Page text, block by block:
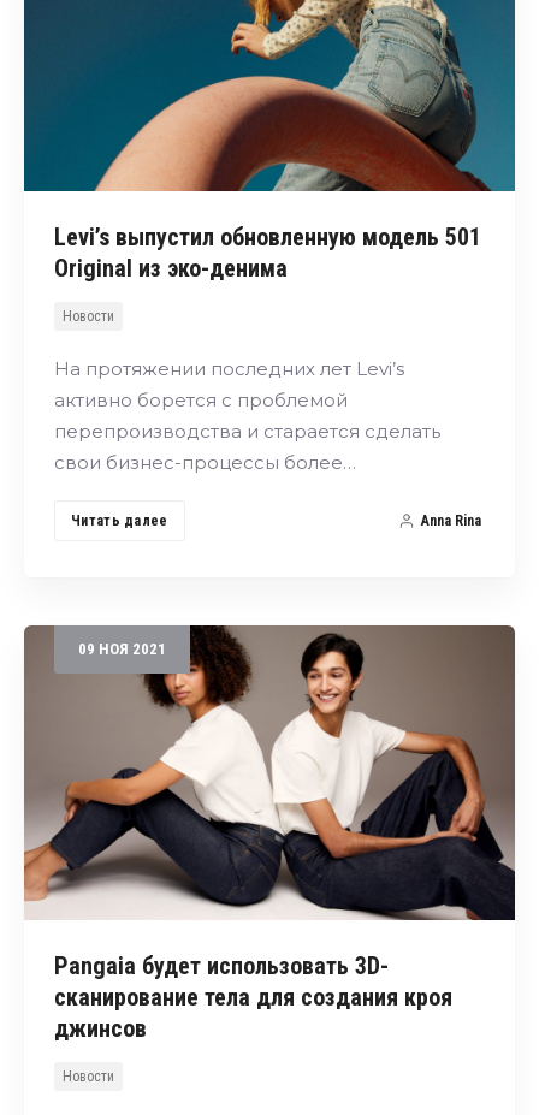
Levi’s выпустил обновленную модель 501
Original из эко-денима
Новости
На протяжении последних лет Levi’s
активно борется с проблемой
перепроизводства и старается сделать
свои бизнес-процессы более…
Читать далее Anna Rina
09 НОЯ 2021
Pangaia будет использовать 3D-
сканирование тела для создания кроя
джинсов
Новости